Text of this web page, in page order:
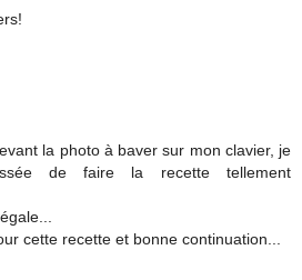
la photo à baver sur mon clavier, je
de faire la recette tellement
cette recette et bonne continuation...